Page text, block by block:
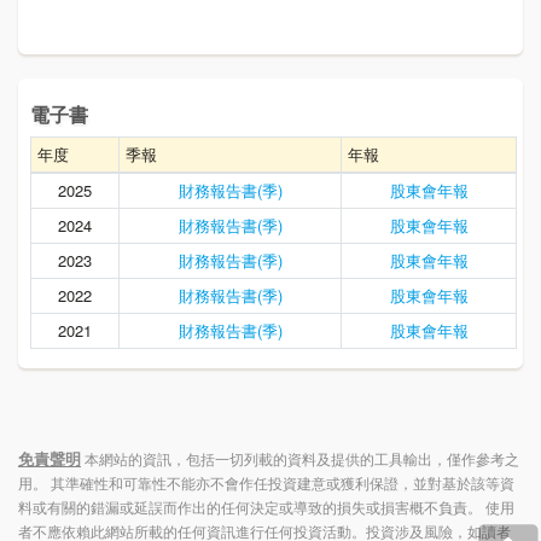
電子書
年度 季報
年報
2025
財務報告書(季)
股東會年報
2024
財務報告書(季)
股東會年報
2023
財務報告書(季)
股東會年報
2022
財務報告書(季)
股東會年報
2021
財務報告書(季) 股東會年報
免責聲明本網站的資訊，包括一切列載的資料及提供的工具輸出，僅作參考之
用。 其準確性和可靠性不能亦不會作任投資建意或獲利保證，並對基於該等資
料或有關的錯漏或延誤而作出的任何決定或導致的損失或損害概不負責。 使用
者不應依賴此網站所載的任何資訊進行任何投資活動。投資涉及風險，如讀者